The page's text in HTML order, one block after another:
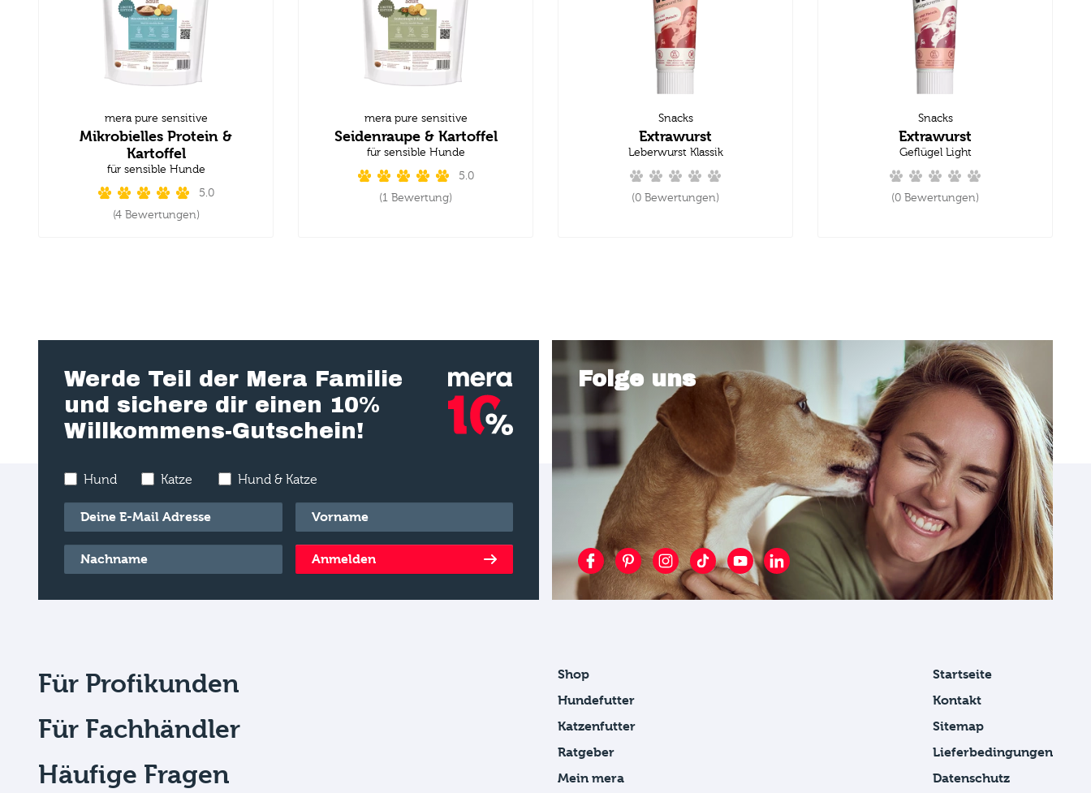
mera pure sensitive
Mikrobielles Protein &
Kartoffel
für sensible Hunde
5.0
(4 Bewertungen)
mera pure sensitive
Seidenraupe & Kartoffel
für sensible Hunde
5.0
(1 Bewertung)
Snacks
Extrawurst
Leberwurst Klassik
(0 Bewertungen)
Snacks
Extrawurst
Geflügel Light
(0 Bewertungen)
Werde Teil der Mera Familie
und sichere dir einen 10%
Willkommens-Gutschein!
Hund Katze Hund & Katze
E-Mail* Vorname*
Nachname* Anmelden
Folge uns
Für Profikunden
Für Fachhändler
Häufige Fragen
Shop
Hundefutter
Katzenfutter
Ratgeber
Mein mera
Startseite
Kontakt
Sitemap
Lieferbedingungen
Datenschutz